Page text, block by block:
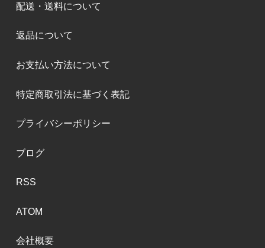
配送・送料について
返品について
お支払い方法について
特定商取引法に基づく表記
プライバシーポリシー
ブログ
RSS
ATOM
会社概要